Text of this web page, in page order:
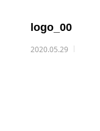
logo_00
2020.05.29